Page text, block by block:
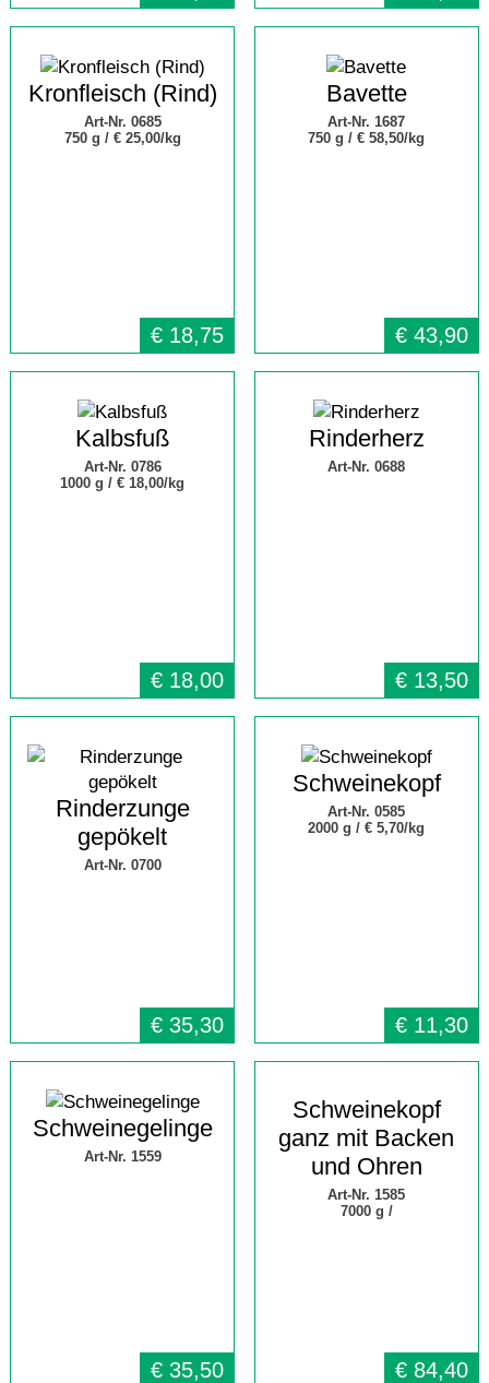
Kronfleisch (Rind)
Art-Nr. 0685
750 g / € 25,00/kg
€ 18,75
Bavette
Art-Nr. 1687
750 g /€ 58,50/kg
€ 43,90
Kalbsfuß
Art-Nr. 0786
1000 g / € 18,00/kg
€ 18,00
Rinderherz
Art-Nr. 0688
€ 13,50
Rinderzunge
gepökelt
Art-Nr. 0700
€ 35,30
Schweinekopf
Art-Nr. 0585
2000 g /€ 5,70/kg
€ 11,30
Schweinegelinge
Art-Nr. 1559
€ 35,50
Schweinekopf
ganz mit Backen
und Ohren
Art-Nr. 1585
7000 g /
€ 84,40